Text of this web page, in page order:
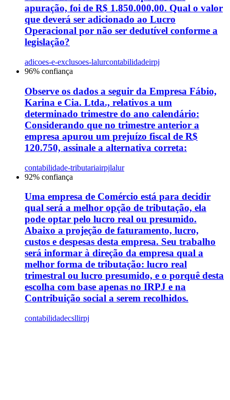
apuração, foi de R$ 1.850.000,00. Qual o valor
que deverá ser adicionado ao Lucro
Operacional por não ser dedutível conforme a
legislação?
adicoes-e-exclusoes-lalurcontabilidadeirpj
96% confiança
Observe os dados a seguir da Empresa Fábio,
Karina e Cia. Ltda., relativos a um
determinado trimestre do ano calendário:
Considerando que no trimestre anterior a
empresa apurou um prejuízo fiscal de R$
120.750, assinale a alternativa correta:
contabilidade-tributariairpjlalur
92% confiança
Uma empresa de Comércio está para decidir
qual será a melhor opção de tributação, ela
pode optar pelo lucro real ou presumido.
Abaixo a projeção de faturamento, lucro,
custos e despesas desta empresa. Seu trabalho
será informar à direção da empresa qual a
melhor forma de tributação: lucro real
trimestral ou lucro presumido, e o porquê desta
escolha com base apenas no IRPJ e na
Contribuição social a serem recolhidos.
contabilidadecsllirpj